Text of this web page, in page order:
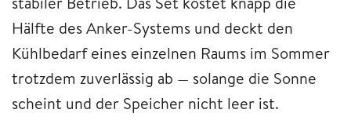
Hälfte des Anker-Systems und deckt den
Kühlbedarf eines einzelnen Raums im Sommer
trotzdem zuverlässig ab — solange die Sonne
scheint und der Speicher nicht leer ist.